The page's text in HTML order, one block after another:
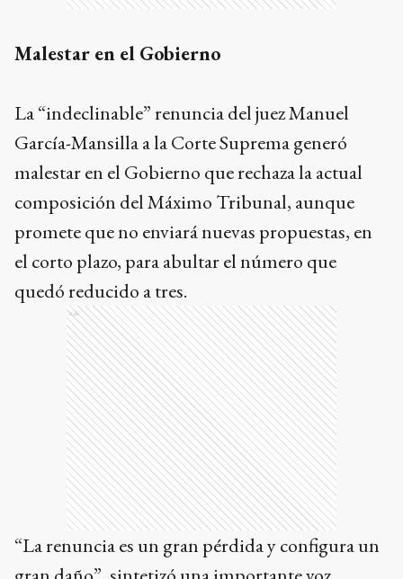
Malestar en el Gobierno
La “indeclinable” renuncia del juez Manuel
García-Mansilla a la Corte Suprema generó
malestar en el Gobierno que rechaza la actual
composición del Máximo Tribunal, aunque
promete que no enviará nuevas propuestas, en
el corto plazo, para abultar el número que
quedó reducido a tres.
Ads
“La renuncia es un gran pérdida y configura un